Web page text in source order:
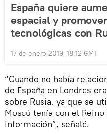
España quiere
espacial y
tecnológicas con
17 de enero 2019, 18:12 GMT
“Cuando no había
de España en Londres
sobre Rusia, ya que se
Moscú tenía con el
información”, señaló.